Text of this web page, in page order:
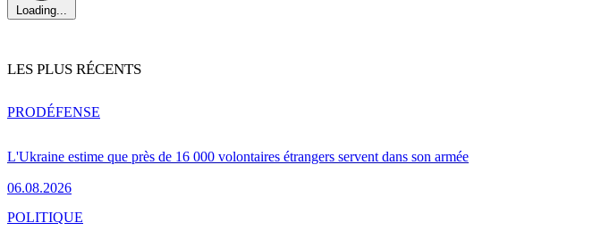
Loading...
LES PLUS RÉCENTS
L'Ukraine estime que près de 16 000 volontaires étrangers servent dans son armée
06.08.2026
PRODÉFENSE
POLITIQUE